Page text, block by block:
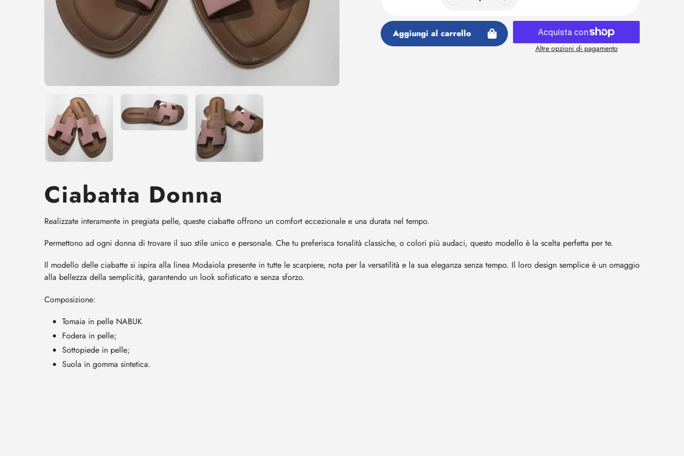
Aggiungi al carrello
Altre opzioni di pagamento
Ciabatta Donna
Realizzate interamente in pregiata pelle, queste ciabatte offrono un comfort eccezionale e una durata nel tempo.
Permettono ad ogni donna di trovare il suo stile unico e personale. Che tu preferisca tonalità classiche, o colori più audaci, questo modello è la scelta perfetta per te.
Il modello delle ciabatte si ispira alla linea Modaiola presente in tutte le scarpiere, nota per la versatilità e la sua eleganza senza tempo. Il loro design semplice è un omaggio
alla bellezza della semplicità, garantendo un look sofisticato e senza sforzo.
Composizione:
Tomaia in pelle NABUK
Fodera in pelle;
Sottopiede in pelle;
Suola in gomma sintetica.